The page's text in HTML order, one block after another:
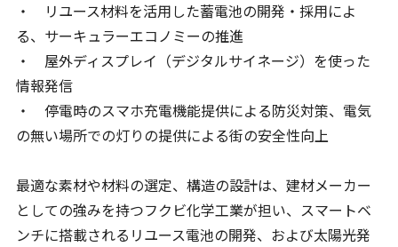
・ リユース材料を活用した蓄電池の開発・採用によ
る、サーキュラーエコノミーの推進
・ 屋外ディスプレイ（デジタルサイネージ）を使った
情報発信
・ 停電時のスマホ充電機能提供による防災対策、電気
の無い場所での灯りの提供による街の安全性向上
最適な素材や材料の選定、構造の設計は、建材メーカー
としての強みを持つフクビ化学工業が担い、スマートベ
ンチに搭載されるリユース電池の開発、および太陽光発